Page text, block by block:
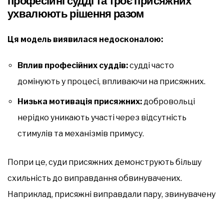
ухвалюють рішення разом
Ця модель виявилася недосконалою:
Вплив професійних суддів:судді часто
домінують у процесі, впливаючи на присяжних.
Низька мотивація присяжних:добровольці
нерідко уникають участі через відсутність
стимулів та механізмів примусу.
Попри це, суди присяжних демонструють більшу
схильність до виправдання обвинувачених.
Наприклад, присяжні виправдали пару, звинувачену